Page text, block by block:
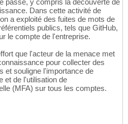
passe, y compris la découverte de
Dans cette activité de
a exploité des fuites de mots de
publics, tels que GitHub,
le compte de l'entreprise.
que l'acteur de la menace met
pour collecter des
et souligne l'importance de
et de l'utilisation de
(MFA) sur tous les comptes.